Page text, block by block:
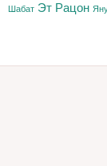
Шабат Эт Рацон